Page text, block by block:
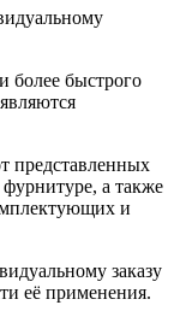
более быстрого
представленных
а также
и
заказу
её применения.